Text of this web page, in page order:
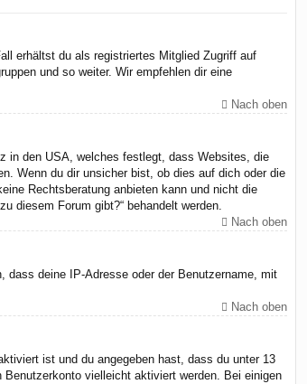
erhältst du als registriertes Mitglied Zugriff auf
und so weiter. Wir empfehlen dir eine
Nach oben
in den USA, welches festlegt, dass Websites, die
Wenn du dir unsicher bist, ob dies auf dich oder die
Rechtsberatung anbieten kann und nicht die
diesem Forum gibt?“ behandelt werden.
Nach oben
dass deine IP-Adresse oder der Benutzername, mit
Nach oben
ist und du angegeben hast, dass du unter 13
vielleicht aktiviert werden. Bei einigen